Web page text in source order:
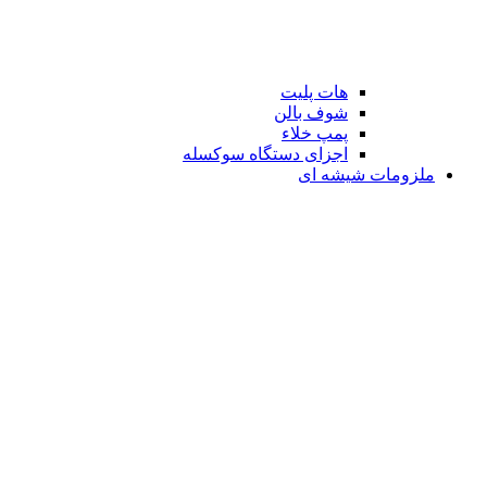
هات پلیت
شوف بالن
پمپ خلاء
اجزای دستگاه سوکسله
ملزومات شیشه ای